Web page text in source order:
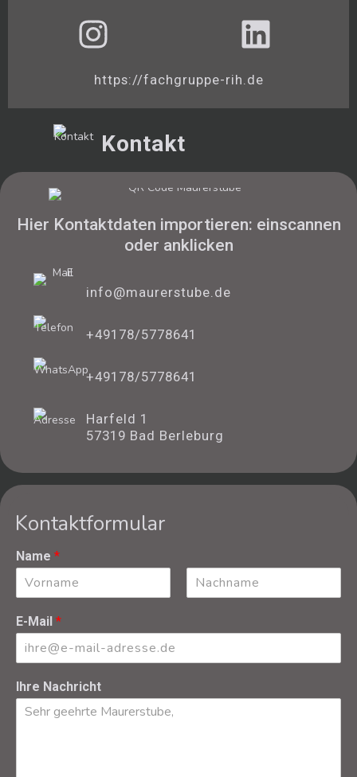
https://fachgruppe-rih.de
Kontakt
Hier Kontaktdaten importieren: einscannen
oder anklicken
info@maurerstube.de
+49178/5778641
+49178/5778641
Harfeld 1
57319 Bad Berleburg
Kontaktformular
Name *
E-Mail *
Ihre Nachricht